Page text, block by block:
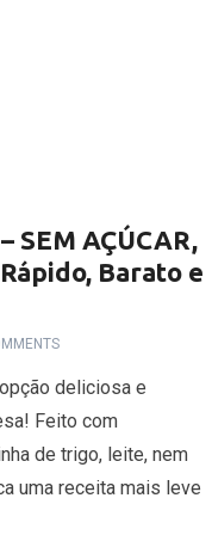
SEM AÇÚCAR,
Barato e
deliciosa e
Feito com
de trigo, leite, nem
uma receita mais leve